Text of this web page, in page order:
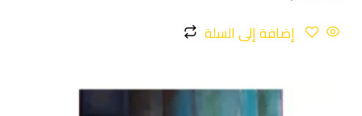
إضافة إلى السلة